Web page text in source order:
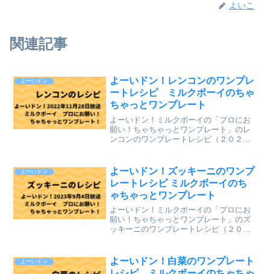
よいこ
関連記事
よーいドン
よーいドン！レンコンのワンプレ
ートレシピ ミルクボーイのちゃ
ちゃっとワンプレート
よーいドン！ミルクボーイの「プロにお
願い！ちゃちゃっとワンプレート」のレ
ンコンのワンプレートレシピ（２０２２
めて今までのレシピを記事にしていま
す。⇒「ミルクボーイのプ...
よーいドン
よーいドン！ズッキーニのワンプ
レートレシピ ミルクボーイのち
ゃちゃっとワンプレート
よーいドン！ミルクボーイの「プロにお
願い！ちゃちゃっとワンプレート」のズ
ッキーニのワンプレートレシピ（２０２
めて今までのレシピを記事にしていま
す。⇒「ミルクボーイのプロ...
よーいドン
よーいドン！白菜のワンプレート